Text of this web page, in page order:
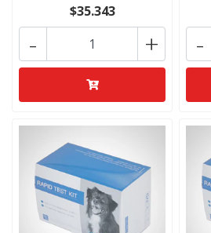
$35.343
+
- -